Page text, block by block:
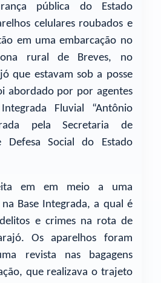
pública do Estado
celulares roubados e
em uma embarcação no
rural de Breves, no
que estavam sob a posse
abordado por por agentes
Fluvial “Antônio
pela Secretaria de
Defesa Social do Estado
em em meio a uma
Base Integrada, a qual é
e crimes na rota de
Os aparelhos foram
revista nas bagagens
que realizava o trajeto